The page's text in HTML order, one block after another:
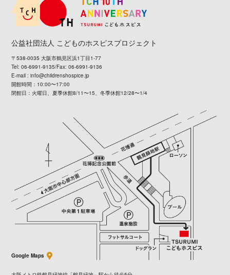
公益社団法人 こどものホスピスプロジェクト
〒538-0035 大阪市鶴見区浜1丁目1-77
Tel: 06-6991-9135/Fax: 06-6991-9136
E-mail :info@childrenshospice.jp
開館時間：10:00〜17:00
閉館日：火曜日、夏季休館8/11〜15、冬季休館12/28〜1/4
Google Maps